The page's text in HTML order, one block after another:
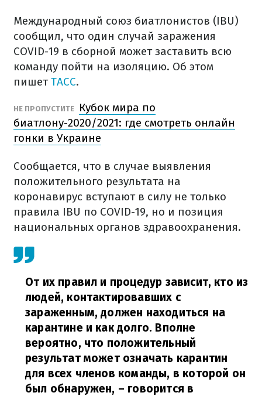
Международный союз биатлонистов (IBU)
сообщил, что один случай заражения
COVID-19 в сборной может заставить всю
команду пойти на изоляцию. Об этом
пишетТАСС.
НЕ ПРОПУСТИТЕ
Кубок мира по
биатлону-2020/2021: где смотреть онлайн
гонки в Украине
Сообщается, что в случае выявления
положительного результата на
коронавирус вступают в силу не только
правила IBU по COVID-19, но и позиция
национальных органов здравоохранения.
От их правил и процедур зависит, кто из
людей, контактировавших с
зараженным, должен находиться на
карантине и как долго. Вполне
вероятно, что положительный
результат может означать карантин
для всех членов команды, в которой он
был обнаружен, – говорится в